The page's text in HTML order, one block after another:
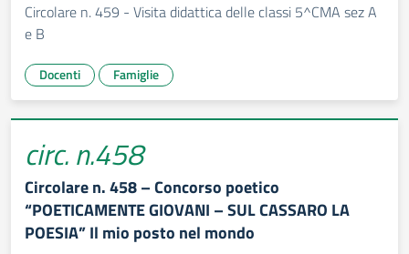
Circolare n. 459 - Visita didattica delle classi 5^CMA sez A
e B
Docenti Famiglie
circ. n.458
Circolare n. 458 – Concorso poetico
“POETICAMENTE GIOVANI – SUL CASSARO LA
POESIA” Il mio posto nel mondo